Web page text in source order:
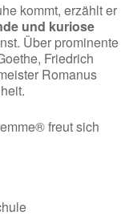
kommt, erzählt er
und kuriose
Über prominente
Friedrich
Romanus
freut sich